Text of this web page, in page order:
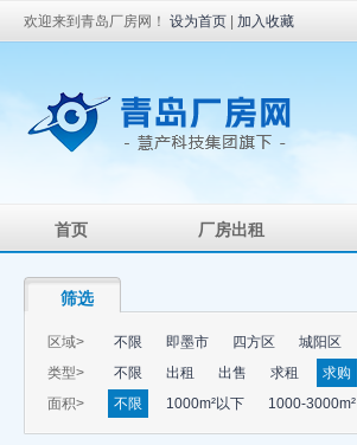
欢迎来到青岛厂房网！ 设为首页 加入收藏
首页 厂房出租
筛选
区域> 不限 即墨市 四方区 城阳区
类型>
不限 出租 出售 求租
求购
面积>
不限 1000m²以下 1000-3000m²